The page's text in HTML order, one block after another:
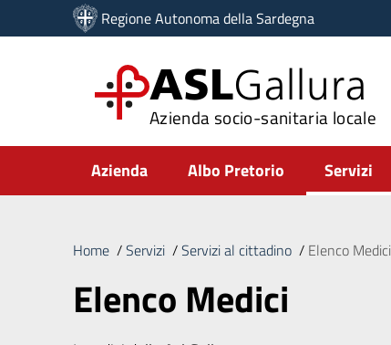
Vai ai contenuti
Vai al menu di navigazione
Regione Autonoma della Sardegna
ASLGallura
Azienda socio-sanitaria locale
Submenu
Azienda Albo Pretorio Servizi
Home /Servizi /Servizi al cittadino / Elenco Medici
Elenco Medici